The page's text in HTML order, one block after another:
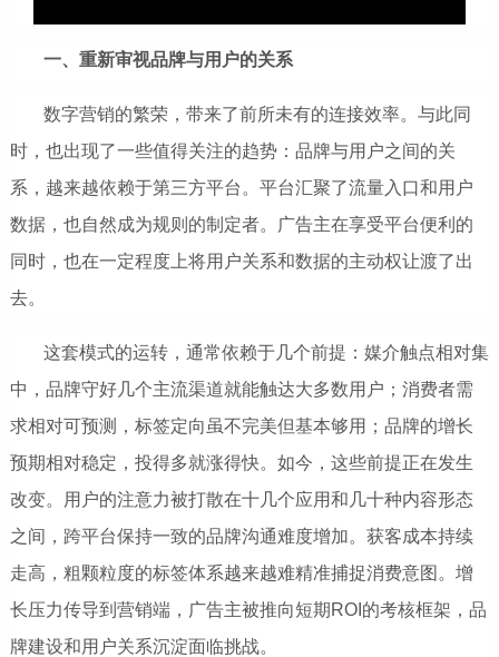
一、重新审视品牌与用户的关系
数字营销的繁荣，带来了前所未有的连接效率。与此同
时，也出现了一些值得关注的趋势：品牌与用户之间的关
系，越来越依赖于第三方平台。平台汇聚了流量入口和用户
数据，也自然成为规则的制定者。广告主在享受平台便利的
同时，也在一定程度上将用户关系和数据的主动权让渡了出
去。
这套模式的运转，通常依赖于几个前提：媒介触点相对集
中，品牌守好几个主流渠道就能触达大多数用户；消费者需
求相对可预测，标签定向虽不完美但基本够用；品牌的增长
预期相对稳定，投得多就涨得快。如今，这些前提正在发生
改变。用户的注意力被打散在十几个应用和几十种内容形态
之间，跨平台保持一致的品牌沟通难度增加。获客成本持续
走高，粗颗粒度的标签体系越来越难精准捕捉消费意图。增
长压力传导到营销端，广告主被推向短期ROI的考核框架，品
牌建设和用户关系沉淀面临挑战。